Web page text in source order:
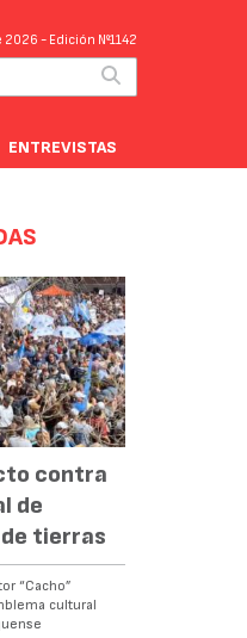
2026 - Edición Nº1142
ENTREVISTAS
contra
de
tierras
“Cacho”
cultural